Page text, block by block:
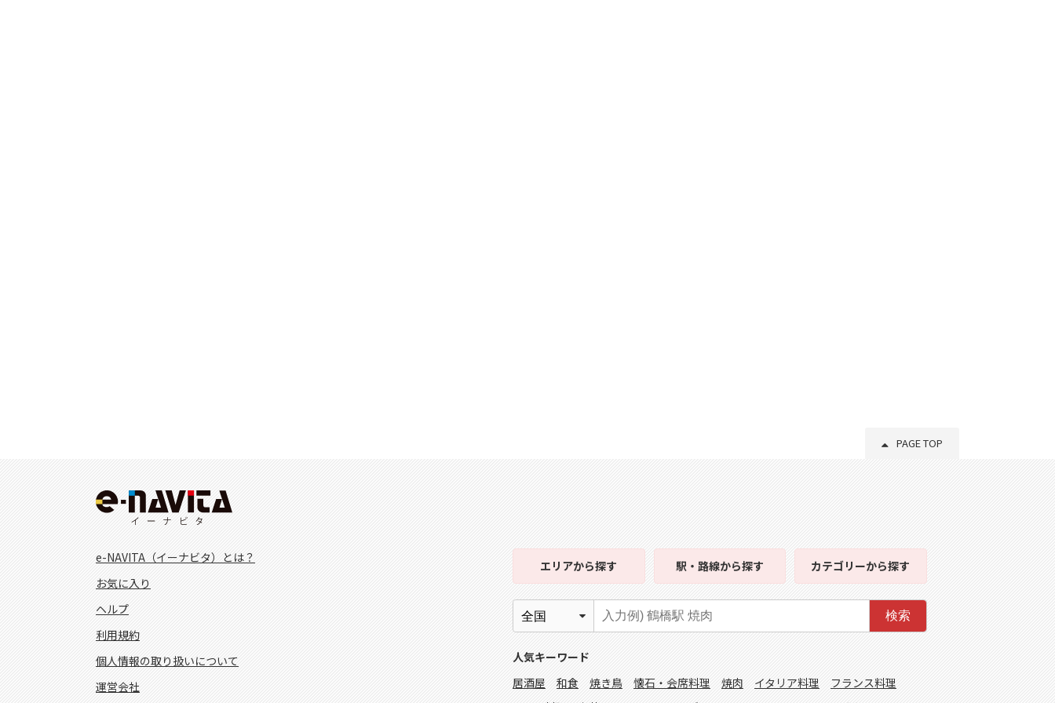
PAGE TOP
e-NAVITA（イーナビタ）とは？
お気に入り
ヘルプ
利用規約
個人情報の取り扱いについて
運営会社
エリアから探す 駅・路線から探す カテゴリーから探す
検索
人気キーワード
居酒屋
和食 焼き鳥 懐石・会席料理 焼肉 イタリア料理
フランス料理